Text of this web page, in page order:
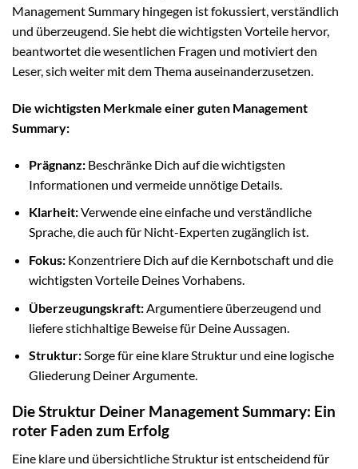
Management Summary hingegen ist fokussiert, verständlich
und überzeugend. Sie hebt die wichtigsten Vorteile hervor,
beantwortet die wesentlichen Fragen und motiviert den
Leser, sich weiter mit dem Thema auseinanderzusetzen.
Die wichtigsten Merkmale einer guten Management
Summary:
Prägnanz:Beschränke Dich auf die wichtigsten
Informationen und vermeide unnötige Details.
Klarheit:Verwende eine einfache und verständliche
Sprache, die auch für Nicht-Experten zugänglich ist.
Fokus:Konzentriere Dich auf die Kernbotschaft und die
wichtigsten Vorteile Deines Vorhabens.
Überzeugungskraft:Argumentiere überzeugend und
liefere stichhaltige Beweise für Deine Aussagen.
Struktur:Sorge für eine klare Struktur und eine logische
Gliederung Deiner Argumente.
Die Struktur Deiner Management Summary: Ein
roter Faden zum Erfolg
Eine klare und übersichtliche Struktur ist entscheidend für